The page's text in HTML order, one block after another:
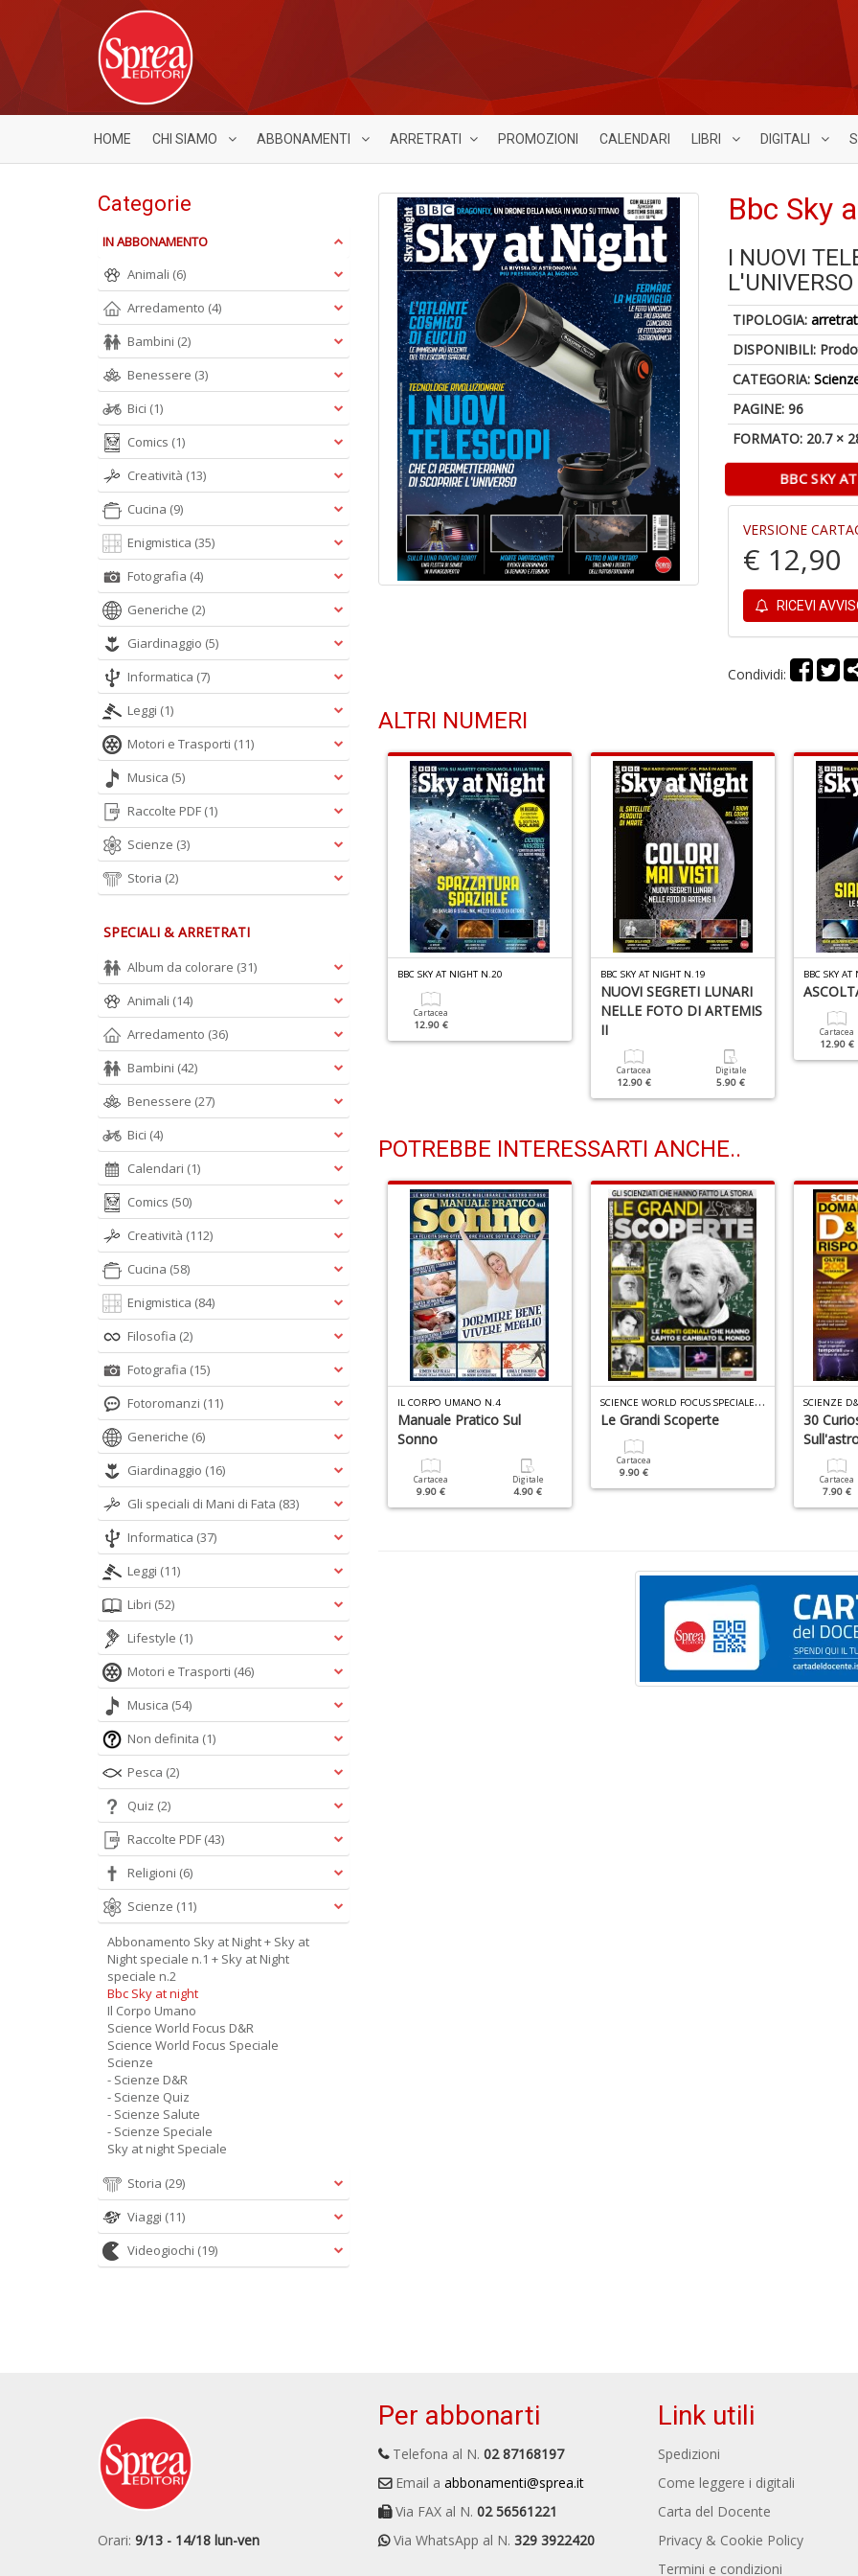
HOME CHI SIAMO ABBONAMENTI ARRETRATI PROMOZIONI CALENDARI LIBRI DIGITALI
Bbc Sky
I NUOVI
L'UNIVERSO
TIPOLOGIA:
DISPONIBILI:
CATEGORIA:
PAGINE: 96
FORMATO: 20.7 ×
BBC SKY
VERSIONE
€ 12,90
RICEVI
Condividi:
ALTRI NUMERI
Luna Parla A Colori
Digitale
4.90 €
BBC SKY AT NIGHT N.5
Cartacea Digitale
4.90 €
BBC SKY AT NIGHT N.20
Cartacea
12.90 €
BBC SKY AT NIGHT N.19
NUOVI SEGRETI LUNARI
NELLE FOTO DI ARTEMIS
II
Cartacea
12.90 €
Digitale
5.90 €
BBC SKY
Cartacea
12.90 €
POTREBBE INTERESSARTI ANCHE..
E Risposte
3.50 €
SKY AT NIGHT SPECIALE N.3
Il Sistema Solare
12.90 € 5.90 €
IL CORPO UMANO N.4
Manuale Pratico Sul
Sonno
Cartacea
9.90 €
Digitale
4.90 €
S
CIENCE WORLD FOCUS SPECIALE N.10
Le Grandi Scoperte
Cartacea
9.90 €
SCIENZE
30
Cartacea
7.90 €
Categorie
IN ABBONAMENTO
Animali (6)
Arredamento (4)
Bambini (2)
Benessere (3)
Bici (1)
Comics (1)
Creatività (13)
Cucina (9)
Enigmistica (35)
Fotografia (4)
Generiche (2)
Giardinaggio (5)
Informatica (7)
Leggi (1)
Motori e Trasporti (11)
Musica (5)
Raccolte PDF (1)
Scienze (3)
Storia (2)
SPECIALI & ARRETRATI
Album da colorare (31)
Animali (14)
Arredamento (36)
Bambini (42)
Benessere (27)
Bici (4)
Calendari (1)
Comics (50)
Creatività (112)
Cucina (58)
Enigmistica (84)
Filosofia (2)
Fotografia (15)
Fotoromanzi (11)
Generiche (6)
Giardinaggio (16)
Gli speciali di Mani di Fata (83)
Informatica (37)
Leggi (11)
Libri (52)
Lifestyle (1)
Motori e Trasporti (46)
Musica (54)
Non definita (1)
Pesca (2)
Quiz (2)
Raccolte PDF (43)
Religioni (6)
Scienze (11)
Abbonamento Sky at Night + Sky at
Night speciale n.1 + Sky at Night
speciale n.2
Bbc Sky at night
Il Corpo Umano
Science World Focus D&R
Science World Focus Speciale
Scienze
- Scienze D&R
- Scienze Quiz
- Scienze Salute
- Scienze Speciale
Sky at night Speciale
Storia (29)
Viaggi (11)
Videogiochi (19)
Orari: 9/13 - 14/18 lun-ven
Per abbonarti
Telefona al N. 02 87168197
Email a abbonamenti@sprea.it
Via FAX al N. 02 56561221
Via WhatsApp al N. 329 3922420
Link utili
Spedizioni
Come leggere i digitali
Carta del Docente
Privacy & Cookie Policy
Termini e condizioni